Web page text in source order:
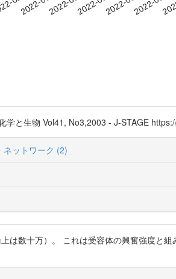
と生物 Vol41, No3,2003 - J-STAGE
ネットワーク (2)
は数十万）。 これは受容体の興奮強度と